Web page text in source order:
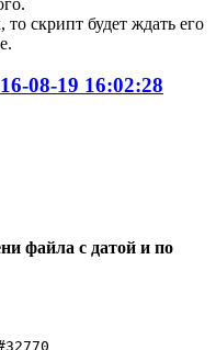
скрипт будет ждать его
08-19 16:02:28
файла с датой и по